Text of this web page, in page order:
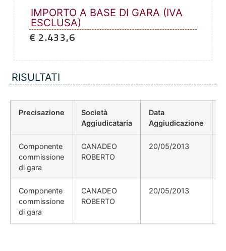
IMPORTO A BASE DI GARA (IVA
ESCLUSA)
€ 2.433,6
RISULTATI
Precisazione
Società
Aggiudicataria
Data
Aggiudicazione
Componente
commissione
di gara
CANADEO
ROBERTO
20/05/2013
Componente
commissione
di gara
CANADEO
ROBERTO
20/05/2013